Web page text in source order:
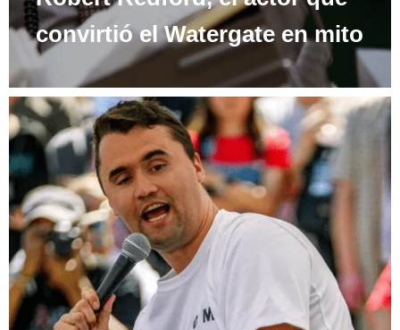
convirtió el Watergate en mito